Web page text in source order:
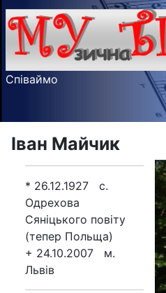
Співаймо
Іван Майчик
* 26.12.1927 с.
Одрехова
Сяніцького повіту
(тепер Польща)
+ 24.10.2007 м.
Львів